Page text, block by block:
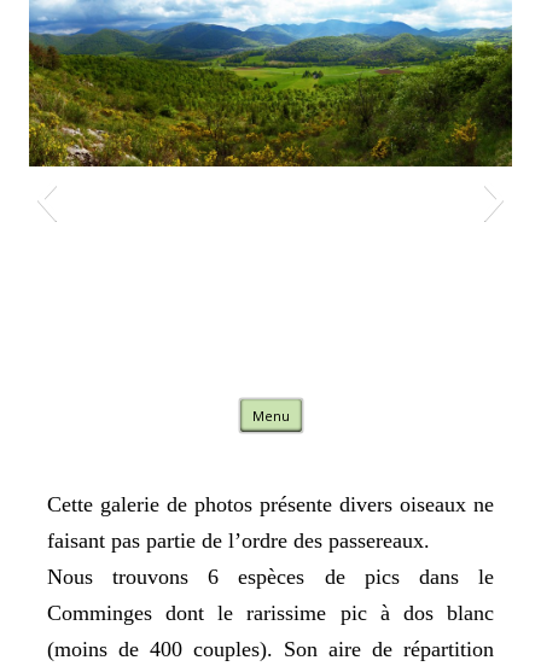
Nature Comminges
Menu Skip to content
Cette galerie de photos présente divers oiseaux ne
faisant pas partie de l’ordre des passereaux.
Nous trouvons 6 espèces de pics dans le
Comminges dont le rarissime pic à dos blanc
(moins de 400 couples). Son aire de répartition